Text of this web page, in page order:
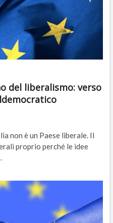
del liberalismo: verso
non è un Paese liberale. Il
proprio perché le idee